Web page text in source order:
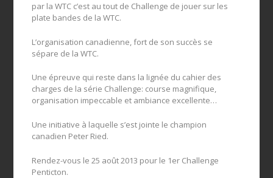
par la WTC c’est au tout de Challenge de jouer sur les
plate bandes de la WTC.
L’organisation canadienne, fort de son succès se
sépare de la WTC.
Une épreuve qui reste dans la lignée du cahier des
charges de la série Challenge: course magnifique,
organisation impeccable et ambiance excellente…
Une initiative à laquelle s’est jointe le champion
canadien Peter Ried.
Rendez-vous le 25 août 2013 pour le 1er Challenge
Penticton.